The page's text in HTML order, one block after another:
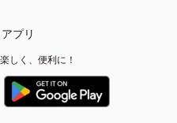
プリ
しく、便利に！